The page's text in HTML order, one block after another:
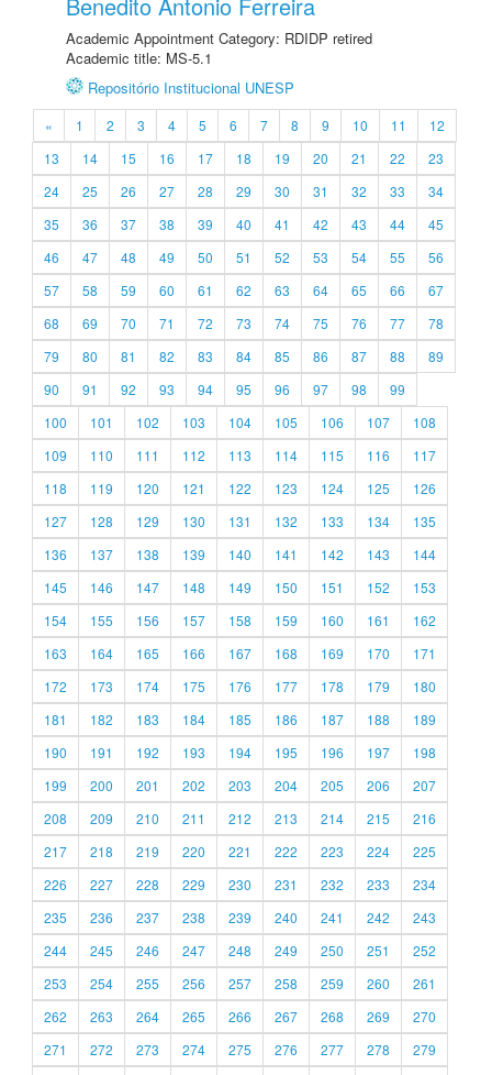
Academic Appointment Category: RDIDP retired
Academic title: MS-5.1
Repositório Institucional UNESP
« 1 2 3 4 5 6 7 8 9 10 11
12
13
14 15 16 17 18 19 20 21 22
23
24
25 26 27 28 29 30 31 32 33
34
35
36 37 38 39 40 41 42 43 44
45
46
47 48 49 50 51 52 53 54 55
56
57
58 59 60 61 62 63 64 65 66
67
68
69 70 71 72 73 74 75 76 77
78
79
80 81 82 83 84 85 86 87 88
89
90
91 92 93 94 95 96 97 98
99
100
101 102 103 104 105 106 107
108
109
110 111 112 113 114 115 116
117
118
119 120 121 122 123 124 125
126
127
128 129 130 131 132 133 134
135
136
137 138 139 140 141 142 143
144
145
146 147 148 149 150 151 152
153
154
155 156 157 158 159 160 161
162
163
164 165 166 167 168 169 170
171
172
173 174 175 176 177 178 179
180
181
182 183 184 185 186 187 188
189
190
191 192 193 194 195 196 197
198
199
200 201 202 203 204 205 206
207
208
209 210 211 212 213 214 215
216
217
218 219 220 221 222 223 224
225
226
227 228 229 230 231 232 233
234
235
236 237 238 239 240 241 242
243
244
245 246 247 248 249 250 251
252
253
254 255 256 257 258 259 260
261
262
263 264 265 266 267 268 269
270
271
272 273 274 275 276 277 278
279